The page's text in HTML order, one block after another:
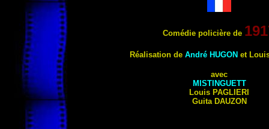
Comédie policière de
Réalisation de André HUGON et
avec
MISTINGUETT
Louis PAGLIERI
Guita DAUZON